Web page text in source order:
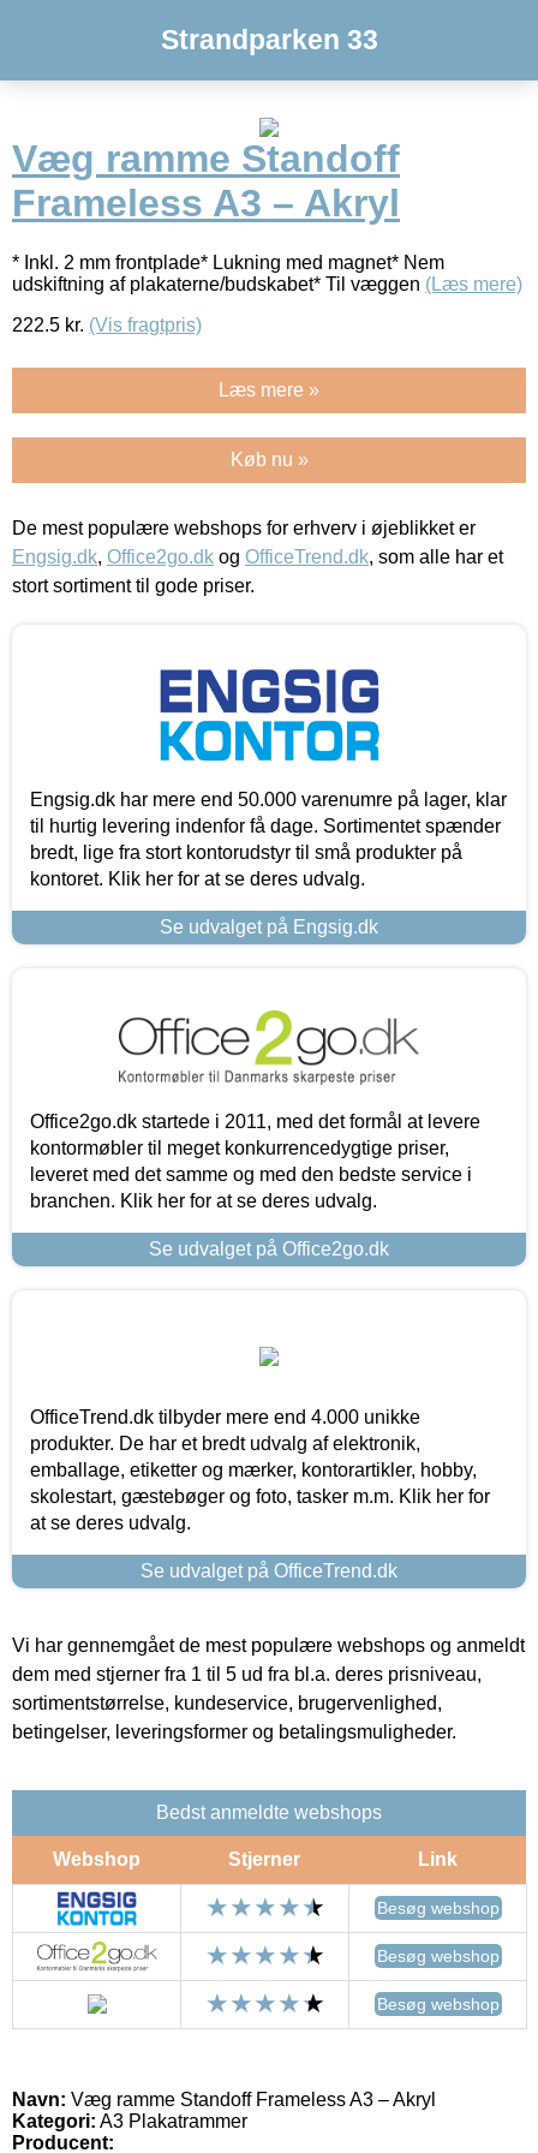
Strandparken 33
Væg ramme Standoff
Frameless A3 – Akryl
* Inkl. 2 mm frontplade* Lukning med magnet* Nem
udskiftning af plakaterne/budskabet* Til væggen (Læs mere)
222.5 kr. (Vis fragtpris)
Læs mere »
Køb nu »
De mest populære webshops for erhverv i øjeblikket er
Engsig.dk, Office2go.dk og OfficeTrend.dk, som alle har et
stort sortiment til gode priser.
Engsig.dk har mere end 50.000 varenumre på lager, klar
til hurtig levering indenfor få dage. Sortimentet spænder
bredt, lige fra stort kontorudstyr til små produkter på
kontoret. Klik her for at se deres udvalg.
Se udvalget på Engsig.dk
Office2go.dk startede i 2011, med det formål at levere
kontormøbler til meget konkurrencedygtige priser,
leveret med det samme og med den bedste service i
branchen. Klik her for at se deres udvalg.
Se udvalget på Office2go.dk
OfficeTrend.dk tilbyder mere end 4.000 unikke
produkter. De har et bredt udvalg af elektronik,
emballage, etiketter og mærker, kontorartikler, hobby,
skolestart, gæstebøger og foto, tasker m.m. Klik her for
at se deres udvalg.
Se udvalget på OfficeTrend.dk
Vi har gennemgået de mest populære webshops og anmeldt
dem med stjerner fra 1 til 5 ud fra bl.a. deres prisniveau,
sortimentstørrelse, kundeservice, brugervenlighed,
betingelser, leveringsformer og betalingsmuligheder.
Bedst anmeldte webshops
Webshop Stjerner Link
Besøg webshop
Besøg webshop
Besøg webshop
Navn: Væg ramme Standoff Frameless A3 – Akryl
Kategori: A3 Plakatrammer
Producent: